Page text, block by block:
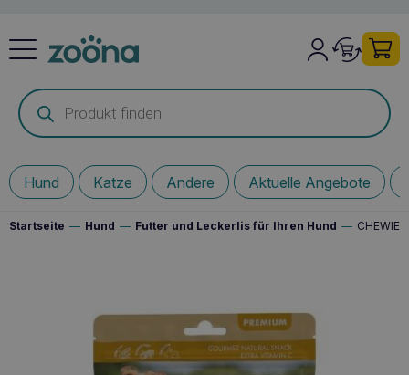
Products
search
Hund Katze Andere Aktuelle Angebote
Startseite — Hund — Futter und Leckerlis für Ihren Hund —